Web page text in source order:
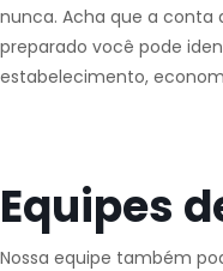
nunca. Acha que a conta
preparado você pode
estabelecimento,
Equipes
Nossa equipe também